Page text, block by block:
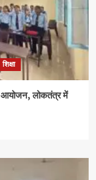
शिक्षा
आयोजन, लोकतंत्र में